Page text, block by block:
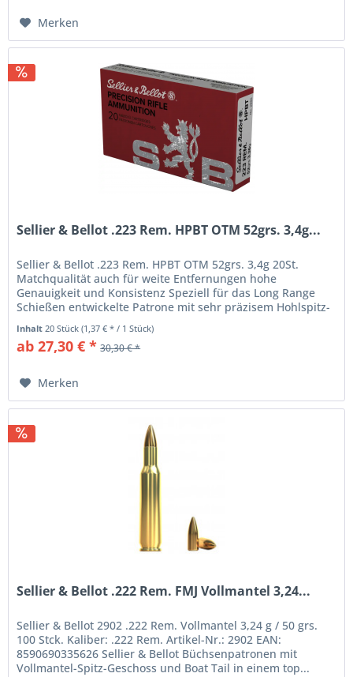
Merken
Sellier & Bellot .223 Rem. HPBT OTM 52grs. 3,4g...
Sellier & Bellot .223 Rem. HPBT OTM 52grs. 3,4g 20St.
Matchqualität auch für weite Entfernungen hohe
Genauigkeit und Konsistenz Speziell für das Long Range
Schießen entwickelte Patrone mit sehr präzisem Hohlspitz-
Inhalt20 Stück(1,37 € * / 1 Stück)
ab 27,30 € * 30,30 € *
Merken
Sellier & Bellot .222 Rem. FMJ Vollmantel 3,24...
Sellier & Bellot 2902 .222 Rem. Vollmantel 3,24 g / 50 grs.
100 Stck. Kaliber: .222 Rem. Artikel-Nr.: 2902 EAN:
8590690335626 Sellier & Bellot Büchsenpatronen mit
Vollmantel-Spitz-Geschoss und Boat Tail in einem top...